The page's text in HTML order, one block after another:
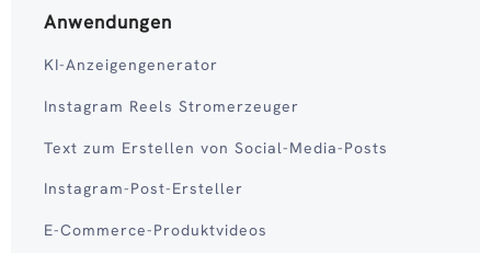
Anwendungen
KI-Anzeigengenerator
Instagram Reels Stromerzeuger
Text zum Erstellen von Social-Media-Posts
Instagram-Post-Ersteller
E-Commerce-Produktvideos